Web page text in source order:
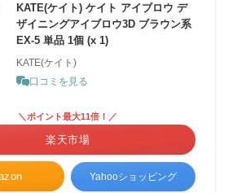
KATE(ケイト) ケイト アイブロウ デ
ザイニングアイブロウ3D ブラウン系
EX-5 単品 1個 (x 1)
KATE(ケイト)
口コミを見る
＼ポイント最大11倍！／
楽天市場
Yahooショッピング